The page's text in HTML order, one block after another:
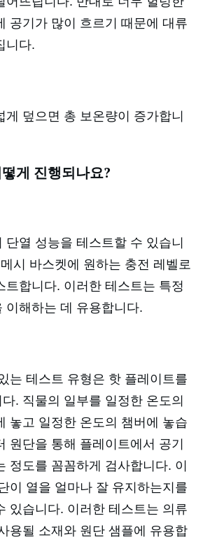
공기가 많이 흐르기 때문에 대류
니다.
게 덮으면 총 보온량이 증가합니
게 진행되나요?
단열 성능을 테스트할 수 있습니
시 바스켓에 원하는 충전 레벨로
트합니다. 이러한 테스트는 특정
이해하는 데 유용합니다.
는 테스트 유형은 핫 플레이트를
. 직물의 일부를 일정한 온도의
놓고 일정한 온도의 챔버에 놓습
원단을 통해 플레이트에서 공기
정도를 꼼꼼하게 검사합니다. 이
이 열을 얼마나 잘 유지하는지를
있습니다. 이러한 테스트는 의류
용될 소재와 원단 샘플에 유용합